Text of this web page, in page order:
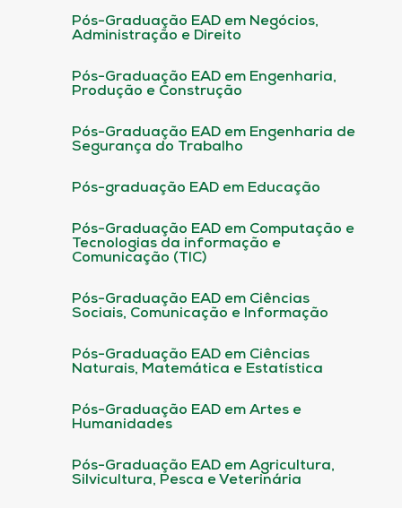
Pós-Graduação EAD em Negócios,
Administração e Direito
Pós-Graduação EAD em Engenharia,
Produção e Construção
Pós-Graduação EAD em Engenharia de
Segurança do Trabalho
Pós-graduação EAD em Educação
Pós-Graduação EAD em Computação e
Tecnologias da informação e
Comunicação (TIC)
Pós-Graduação EAD em Ciências
Sociais, Comunicação e Informação
Pós-Graduação EAD em Ciências
Naturais, Matemática e Estatística
Pós-Graduação EAD em Artes e
Humanidades
Pós-Graduação EAD em Agricultura,
Silvicultura, Pesca e Veterinária